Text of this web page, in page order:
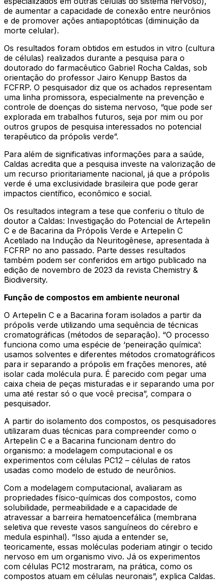
de aumentar a capacidade de conexão entre neurônios
e de promover ações antiapoptóticas (diminuição da
morte celular).
Os resultados foram obtidos em estudos in vitro (cultura
de células) realizados durante a pesquisa para o
doutorado do farmacêutico Gabriel Rocha Caldas, sob
orientação do professor Jairo Kenupp Bastos da
FCFRP. O pesquisador diz que os achados representam
uma linha promissora, especialmente na prevenção e
controle de doenças do sistema nervoso, “que pode ser
explorada em trabalhos futuros, seja por mim ou por
outros grupos de pesquisa interessados no potencial
terapêutico da própolis verde”.
Para além de significativas informações para a saúde,
Caldas acredita que a pesquisa investe na valorização de
um recurso prioritariamente nacional, já que a própolis
verde é uma exclusividade brasileira que pode gerar
impactos científico, econômico e social.
Os resultados integram a tese que conferiu o título de
doutor a Caldas: Investigação do Potencial de Artepelin
C e de Bacarina da Própolis Verde e Artepelin C
Acetilado na Indução da Neuritogênese, apresentada à
FCFRP no ano passado. Parte desses resultados
também podem ser conferidos em artigo publicado na
edição de novembro de 2023 da revista Chemistry &
Biodiversity.
Função de compostos em ambiente neuronal
O Artepelin C e a Bacarina foram isolados a partir da
própolis verde utilizando uma sequência de técnicas
cromatográficas (métodos de separação). “O processo
funciona como uma espécie de ‘peneiração química’:
usamos solventes e diferentes métodos cromatográficos
para ir separando a própolis em frações menores, até
isolar cada molécula pura. É parecido com pegar uma
caixa cheia de peças misturadas e ir separando uma por
uma até restar só o que você precisa”, compara o
pesquisador.
A partir do isolamento dos compostos, os pesquisadores
utilizaram duas técnicas para compreender como o
Artepelin C e a Bacarina funcionam dentro do
organismo: a modelagem computacional e os
experimentos com células PC12 – células de ratos
usadas como modelo de estudo de neurônios.
Com a modelagem computacional, avaliaram as
propriedades físico-químicas dos compostos, como
solubilidade, permeabilidade e a capacidade de
atravessar a barreira hematoencefálica (membrana
seletiva que reveste vasos sanguíneos do cérebro e
medula espinhal). “Isso ajuda a entender se,
teoricamente, essas moléculas poderiam atingir o tecido
nervoso em um organismo vivo. Já os experimentos
com células PC12 mostraram, na prática, como os
compostos atuam em células neuronais”, explica Caldas.